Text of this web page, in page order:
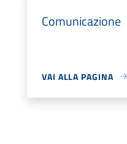
Comunicazione
VAI ALLA PAGINA